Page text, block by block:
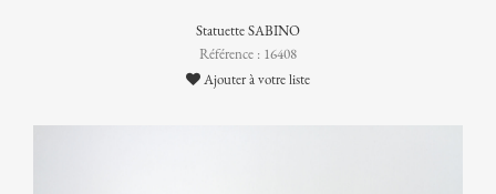
Statuette SABINO
Référence : 16408
Ajouter à votre liste